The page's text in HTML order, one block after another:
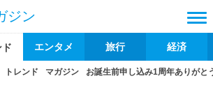
ジン
ド エンタメ 旅行 経済
トレンド マガジン お誕生前申し込み1周年ありがと